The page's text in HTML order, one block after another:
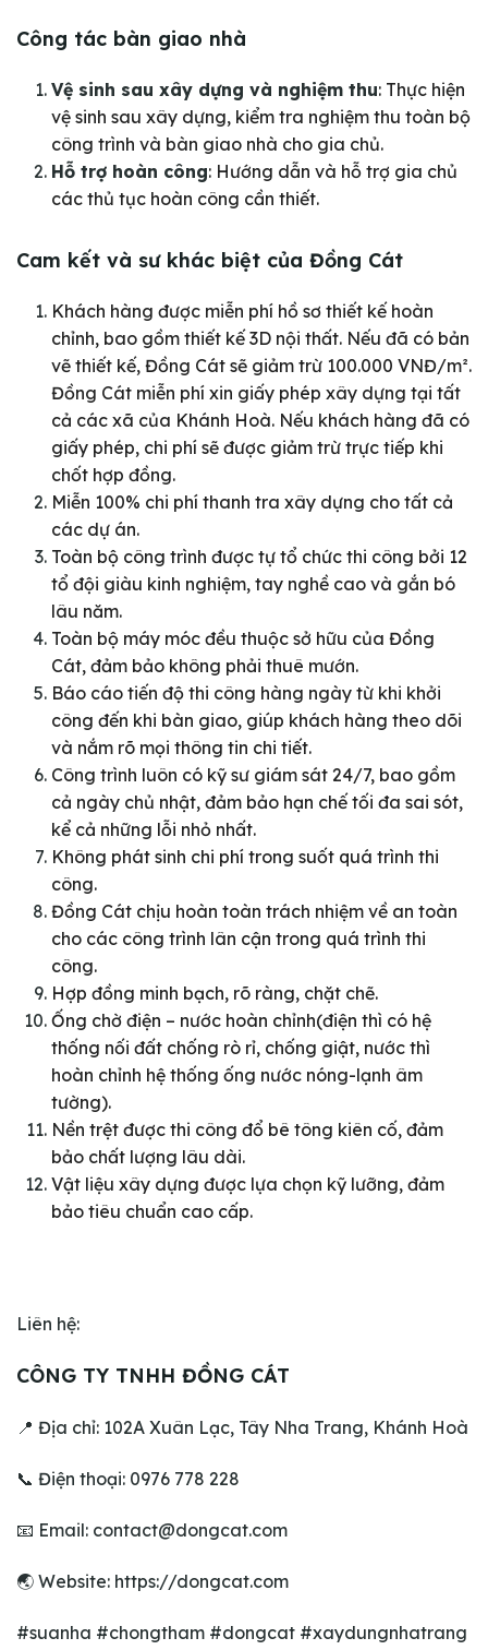
Công tác bàn giao nhà
Vệ sinh sau xây dựng và nghiệm thu: Thực hiện
vệ sinh sau xây dựng, kiểm tra nghiệm thu toàn bộ
công trình và bàn giao nhà cho gia chủ.
Hỗ trợ hoàn công: Hướng dẫn và hỗ trợ gia chủ
các thủ tục hoàn công cần thiết.
Cam kết và sư khác biệt của Đồng Cát
Khách hàng được miễn phí hồ sơ thiết kế hoàn
chỉnh, bao gồm thiết kế 3D nội thất. Nếu đã có bản
vẽ thiết kế, Đồng Cát sẽ giảm trừ 100.000 VNĐ/m².
Đồng Cát miễn phí xin giấy phép xây dựng tại tất
cả các xã của Khánh Hoà. Nếu khách hàng đã có
giấy phép, chi phí sẽ được giảm trừ trực tiếp khi
chốt hợp đồng.
Miễn 100% chi phí thanh tra xây dựng cho tất cả
các dự án.
Toàn bộ công trình được tự tổ chức thi công bởi 12
tổ đội giàu kinh nghiệm, tay nghề cao và gắn bó
lâu năm.
Toàn bộ máy móc đều thuộc sở hữu của Đồng
Cát, đảm bảo không phải thuê mướn.
Báo cáo tiến độ thi công hàng ngày từ khi khởi
công đến khi bàn giao, giúp khách hàng theo dõi
và nắm rõ mọi thông tin chi tiết.
Công trình luôn có kỹ sư giám sát 24/7, bao gồm
cả ngày chủ nhật, đảm bảo hạn chế tối đa sai sót,
kể cả những lỗi nhỏ nhất.
Không phát sinh chi phí trong suốt quá trình thi
công.
Đồng Cát chịu hoàn toàn trách nhiệm về an toàn
cho các công trình lân cận trong quá trình thi
công.
Hợp đồng minh bạch, rõ ràng, chặt chẽ.
Ống chờ điện – nước hoàn chỉnh(điện thì có hệ
thống nối đất chống rò rỉ, chống giật, nước thì
hoàn chỉnh hệ thống ống nước nóng-lạnh âm
tường).
Nền trệt được thi công đổ bê tông kiên cố, đảm
bảo chất lượng lâu dài.
Vật liệu xây dựng được lựa chọn kỹ lưỡng, đảm
bảo tiêu chuẩn cao cấp.
Liên hệ:
CÔNG TY TNHH ĐỒNG CÁT
📍 Địa chỉ: 102A Xuân Lạc, Tây Nha Trang, Khánh Hoà
📞 Điện thoại: 0976 778 228
📧 Email: contact@dongcat.com
🌏 Website: https://dongcat.com
#suanha #chongtham #dongcat #xaydungnhatrang